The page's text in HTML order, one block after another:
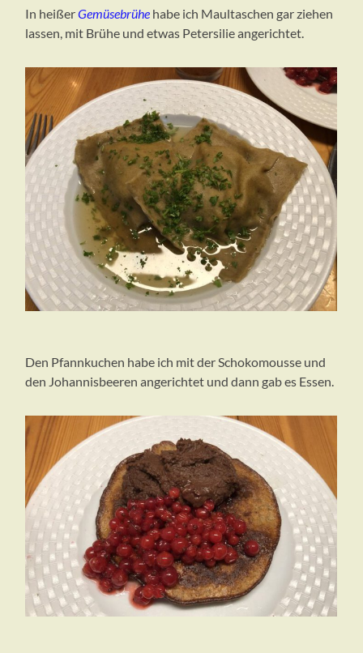
In heißerGemüsebrühe habe ich Maultaschen gar ziehen
lassen, mit Brühe und etwas Petersilie angerichtet.
Den Pfannkuchen habe ich mit der Schokomousse und
den Johannisbeeren angerichtet und dann gab es Essen.